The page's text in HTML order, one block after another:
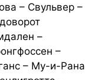
– Свульвер –
–
–
– Му-и-Рана